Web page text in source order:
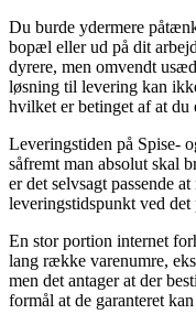
Du burde ydermere
bopæl eller ud på dit
dyrere, men omvendt
løsning til levering kan
hvilket er betinget af at
Leveringstiden på Spise-
såfremt man absolut skal
er det selvsagt passende
leveringstidspunkt ved
En stor portion internet
lang række varenumre,
men det antager at der
formål at de garanteret